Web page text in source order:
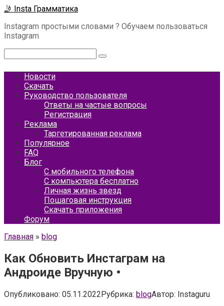
Перейти
контенту
🤳 Insta Грамматика
Instagram простыми словами ? Обучаем пользоваться
Instagram
Новости
Скачать
Руководство пользователя
Ответы на частые вопросы
Регистрация
Реклама
Таргетированная реклама
Популярное
FAQ
Блог
С мобильного телефона
С компьютера бесплатно
Личная жизнь звезд
Пошаговая инструкция
Скачать приложения
Форум
Главная » blog
Как Обновить Инстаграм на
Андроиде Вручную •
Опубликовано: 05.11.2022Рубрика: blogАвтор: Instaguru